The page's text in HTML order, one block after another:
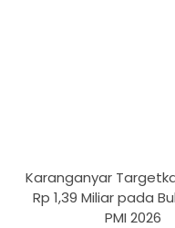
Karanganyar
Rp 1,39 Miliar pada
PMI 2026